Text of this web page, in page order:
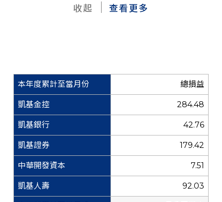
收起 查看更多
總損益
284.48
42.76
179.42
7.51
92.03